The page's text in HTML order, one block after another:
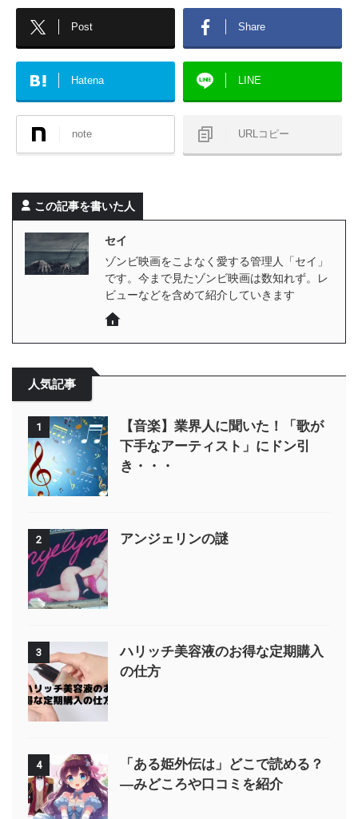
Post Share
Hatena LINE
note URLコピー
この記事を書いた人
セイ
ゾンビ映画をこよなく愛する管理人「セイ」
です。今まで見たゾンビ映画は数知れず。レ
ビューなどを含めて紹介していきます
人気記事
1
【音楽】業界人に聞いた！「歌が
下手なアーティスト」にドン引
き・・・
2 アンジェリンの謎
3
ハリッチ美容液のお得な定期購入
の仕方
4
「ある姫外伝は」どこで読める？
—みどころや口コミを紹介